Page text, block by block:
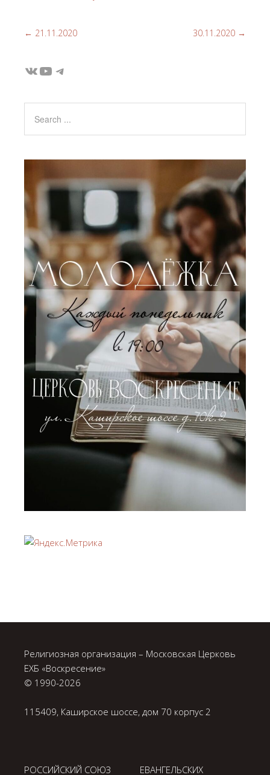
← 21.11.2020 30.11.2020 →
ВКонтакте
YouTube
Telegram
Религиозная организация – Московская Церковь
ЕХБ «Воскресение»
© 1990-2026
115409, Каширское шоссе, дом 70 корпус 2
РОССИЙСКИЙ СОЮЗ ЕВАНГЕЛЬСКИХ